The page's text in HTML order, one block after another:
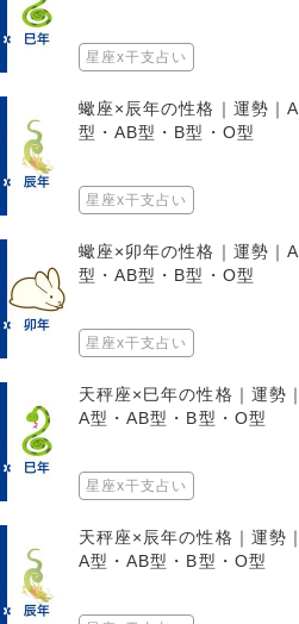
星座x干支占い
蠍座×辰年の性格｜運勢｜A
型・AB型・B型・O型
星座x干支占い
蠍座×卯年の性格｜運勢｜A
型・AB型・B型・O型
星座x干支占い
天秤座×巳年の性格｜運勢｜
A型・AB型・B型・O型
星座x干支占い
天秤座×辰年の性格｜運勢｜
A型・AB型・B型・O型